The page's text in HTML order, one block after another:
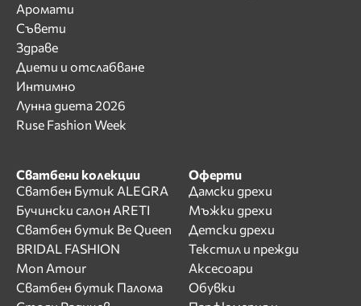
Аромати
Съвети
Здраве
Диети и отслабване
Интимно
Лунна диета 2026
Ruse Fashion Week
Сватбени колекции
Сватбен Бутик ALEGRA
Бучински салон ARETI
Сватбен бутик Be Queen
BRIDAL FASHION
Mon Amour
Сватбен бутик Палома
Оферти
Дамски дрехи
Мъжки дрехи
Детски дрехи
Текстил и прежди
Аксесоари
Обувки